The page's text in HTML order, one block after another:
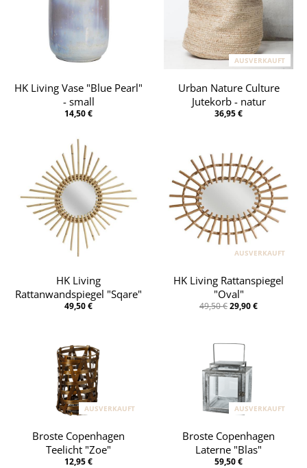
HK Living Vase "Blue Pearl"
- small
14,50 €
AUSVERKAUFT
Urban Nature Culture
Jutekorb - natur
36,95 €
HK Living
Rattanwandspiegel "Sqare"
49,50 €
AUSVERKAUFT
HK Living Rattanspiegel
"Oval"
49,50 €29,90 €
AUSVERKAUFT
Broste Copenhagen
Teelicht "Zoe"
12,95 €
AUSVERKAUFT
Broste Copenhagen
Laterne "Blas"
59,50 €